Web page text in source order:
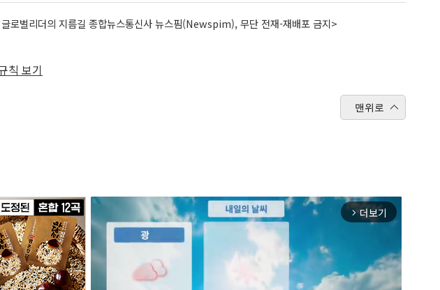
로벌리더의 지름길 종합뉴스통신사 뉴스핌(Newspim), 무단 전재-재배포 금지>
칙 보기
맨위로
arrow_forward_ios 더보기